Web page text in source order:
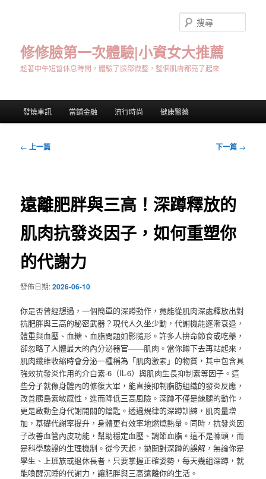
修修臉第一次體驗|小資女大推薦
趁著中午短暫休息時間，體驗了臉部微整，整個肌膚都亮了起來
尋
發燒車訊 當鋪金融 流行時尚 健康醫藥
文
← 上一篇 下一篇 →
遠離肥胖與三高！深蹲釋放的
肌肉抗發炎因子，如何重塑你
的代謝力
發佈日期:2026-06-10
你是否曾經想過，一個簡單的深蹲動作，竟能從肌肉深處釋放出對
抗肥胖與三高的秘密武器？現代人久坐少動，代謝機能逐漸衰退，
體重與血壓、血糖、血脂問題如影隨形。許多人拚命節食或吃藥，
卻忽略了人體最大的內分泌器官——肌肉。當你蹲下去再站起來，
肌肉纖維收縮時會分泌一種稱為「肌肉激素」的物質，其中包含具
強效抗發炎作用的介白素-6（IL-6）與肌肉生長抑制素等因子。這
些分子就像身體內的修復大軍，能直接抑制脂肪組織的發炎反應，
改善胰島素敏感性，進而降低三高風險。深蹲不僅是練腿的動作，
更是啟動全身代謝開關的鑰匙。透過規律的深蹲訓練，肌肉量增
加，基礎代謝率提升，身體更有效率地燃燒熱量。同時，抗發炎因
子改善血管內皮功能，幫助穩定血壓、調節血脂。這不是噱頭，而
是科學驗證的生理機制。從今天起，拋開對深蹲的誤解，無論你是
學生、上班族或退休長者，只要掌握正確姿勢，每天幾組深蹲，就
能喚醒沉睡的代謝力，讓肥胖與三高遠離你的生活。